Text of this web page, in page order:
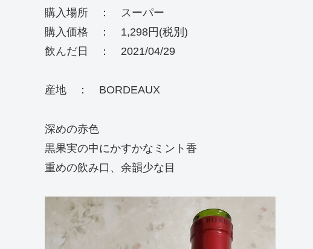
購入場所 ： スーパー
購入価格 ： 1,298円(税別)
飲んだ日 ： 2021/04/29
産地 ： BORDEAUX
深めの赤色
黒果実の中にかすかなミント香
重めの飲み口、余韻少な目